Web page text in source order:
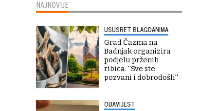
NAJNOVIJE
USUSRET BLAGDANIMA
Grad Čazma na
Badnjak organizira
podjelu prženih
ribica: ''Sve ste
pozvani i dobrodošli''
OBAVIJEST